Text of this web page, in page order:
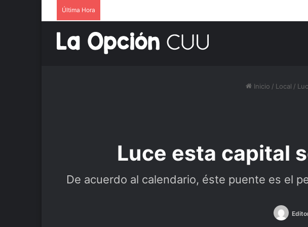
Última Hora
Inicio / Local /
Luce esta capital
De acuerdo al calendario, éste puente es el